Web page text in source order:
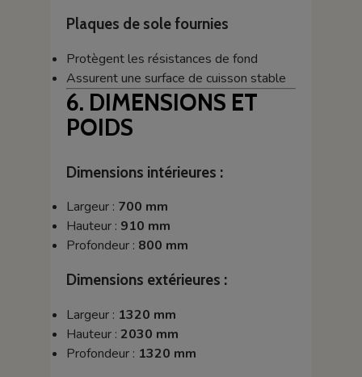
Plaques de sole fournies
Protègent les résistances de fond
Assurent une surface de cuisson stable
6. DIMENSIONS ET
POIDS
Dimensions intérieures :
Largeur : 700 mm
Hauteur : 910 mm
Profondeur : 800 mm
Dimensions extérieures :
Largeur : 1320 mm
Hauteur : 2030 mm
Profondeur : 1320 mm